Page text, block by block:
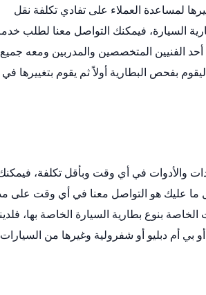
لمساعدة العملاء على تفادي تكلفة نقل
السيارة، فيمكنك التواصل معنا لطلب
الفنيين المتخصصين والمدربين ومعه جميع
بفحص البطارية أولاً ثم يقوم بتغييرها في
والأدوات في أي وقت وبأقل تكلفة،
عليك هو التواصل معنا في أي وقت على
بنوع بطارية السيارة الخاصة بها،
بي أم دبليو أو شفرولية وغيرها من